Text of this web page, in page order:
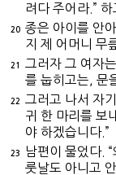
려다 주어라.” 하
20
종은 아이를 안
지 제 어머니 무
21
그러자 그 여자
를 눕히고는, 문
22
그러고 나서 자
귀 한 마리를 보
야 하겠습니다.”
23
남편이 물었다.
룻날도 아니고